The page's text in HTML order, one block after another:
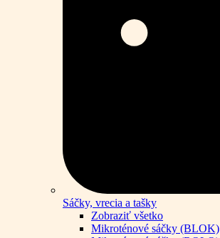
Sáčky, vrecia a tašky
Zobraziť všetko
Mikroténové sáčky (BLOK)